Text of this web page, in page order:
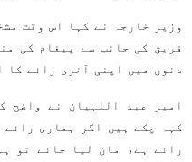
وزیر خارجہ نے کہا اس وقت
فریق کی جانب سے پیغام کی
دنوں میں اپنی آخری رائے کا
امیر عبد اللہیان نے واضح
کہہ چکے ہیں اگر ہماری
رائے ہے، مان لیا جائے تو